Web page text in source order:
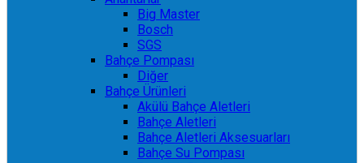
Big Master
Bosch
SGS
Bahçe Pompası
Diğer
Bahçe Ürünleri
Akülü Bahçe Aletleri
Bahçe Aletleri
Bahçe Aletleri Aksesuarları
Bahçe Su Pompası